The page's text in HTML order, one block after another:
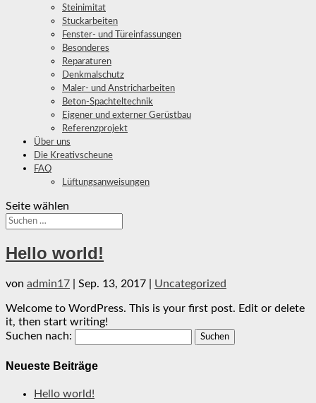
Steinimitat
Stuckarbeiten
Fenster- und Türeinfassungen
Besonderes
Reparaturen
Denkmalschutz
Maler- und Anstricharbeiten
Beton-Spachteltechnik
Eigener und externer Gerüstbau
Referenzprojekt
Über uns
Die Kreativscheune
FAQ
Lüftungsanweisungen
Seite wählen
Hello world!
von admin17 Sep. 13, 2017 Uncategorized
Welcome to WordPress. This is your first post. Edit or delete
it, then start writing!
Suchen nach:
Neueste Beiträge
Hello world!